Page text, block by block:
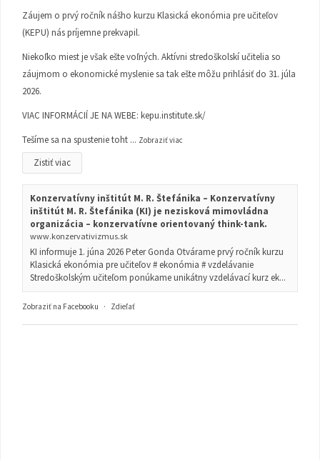
Záujem o prvý ročník nášho kurzu Klasická ekonómia pre učiteľov
(KEPU) nás príjemne prekvapil.
Niekoľko miest je však ešte voľných. Aktívni stredoškolskí učitelia so
záujmom o ekonomické myslenie sa tak ešte môžu prihlásiť do 31. júla
2026.
VIAC INFORMÁCIÍ JE NA WEBE: kepu.institute.sk/
Tešíme sa na spustenie toht ... Zobraziť viac
Zistiť viac
Konzervatívny inštitút M. R. Štefánika – Konzervatívny
inštitút M. R. Štefánika (KI) je nezisková mimovládna
organizácia – konzervatívne orientovaný think-tank.
www.konzervativizmus.sk
KI informuje 1. júna 2026 Peter Gonda Otvárame prvý ročník kurzu
Klasická ekonómia pre učiteľov # ekonómia # vzdelávanie
Stredoškolským učiteľom ponúkame unikátny vzdelávací kurz ek...
Zobraziť na Facebooku · Zdieľať